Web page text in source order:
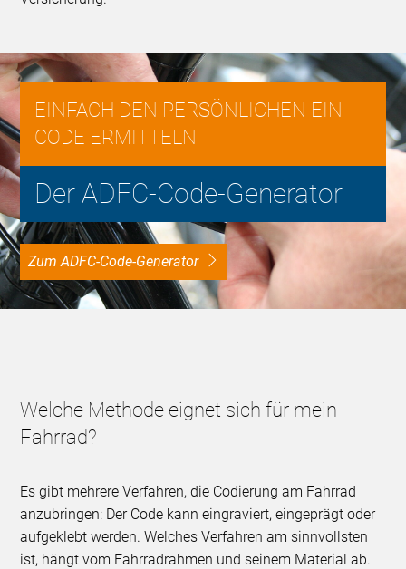
EINFACH DEN PERSÖNLICHEN EIN-
CODE ERMITTELN
Der ADFC-Code-Generator
Zum ADFC-Code-Generator
Welche Methode eignet sich für mein
Fahrrad?
Es gibt mehrere Verfahren, die Codierung am Fahrrad
anzubringen: Der Code kann eingraviert, eingeprägt oder
aufgeklebt werden. Welches Verfahren am sinnvollsten
ist, hängt vom Fahrradrahmen und seinem Material ab.